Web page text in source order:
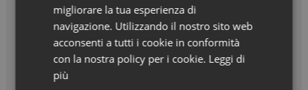
I più letti
migliorare la tua esperienza di
navigazione. Utilizzando il nostro sito web
acconsenti a tutti i cookie in conformità
con la nostra policy per i cookie. Leggi di
più